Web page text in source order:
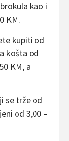
kao i
KM.
kupiti od
košta od
KM, a
se trže od
od 3,00 –